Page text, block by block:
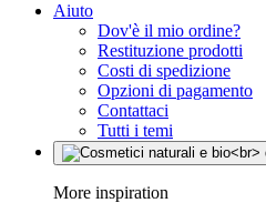
Aiuto
Dov'è il mio ordine?
Restituzione prodotti
Costi di spedizione
Opzioni di pagamento
Contattaci
Tutti i temi
More inspiration